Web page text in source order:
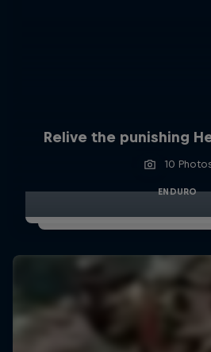
Relive the punishing
10
ENDURO